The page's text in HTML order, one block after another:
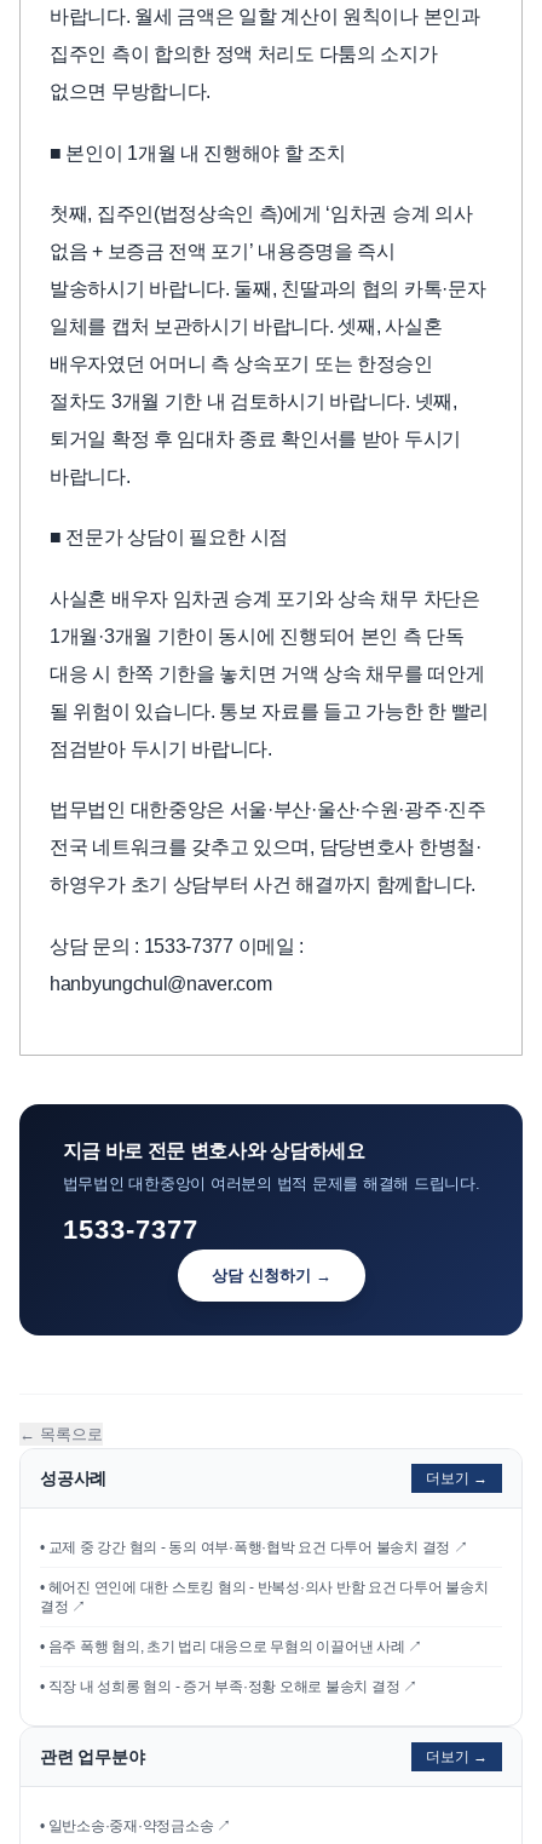
바랍니다. 월세 금액은 일할 계산이 원칙이나 본인과
집주인 측이 합의한 정액 처리도 다툼의 소지가
없으면 무방합니다.
■ 본인이 1개월 내 진행해야 할 조치
첫째, 집주인(법정상속인 측)에게 ‘임차권 승계 의사
없음 + 보증금 전액 포기’ 내용증명을 즉시
발송하시기 바랍니다. 둘째, 친딸과의 협의 카톡·문자
일체를 캡처 보관하시기 바랍니다. 셋째, 사실혼
배우자였던 어머니 측 상속포기 또는 한정승인
절차도 3개월 기한 내 검토하시기 바랍니다. 넷째,
퇴거일 확정 후 임대차 종료 확인서를 받아 두시기
바랍니다.
■ 전문가 상담이 필요한 시점
사실혼 배우자 임차권 승계 포기와 상속 채무 차단은
1개월·3개월 기한이 동시에 진행되어 본인 측 단독
대응 시 한쪽 기한을 놓치면 거액 상속 채무를 떠안게
될 위험이 있습니다. 통보 자료를 들고 가능한 한 빨리
점검받아 두시기 바랍니다.
법무법인 대한중앙은 서울·부산·울산·수원·광주·진주
전국 네트워크를 갖추고 있으며, 담당변호사 한병철·
하영우가 초기 상담부터 사건 해결까지 함께합니다.
상담 문의 : 1533-7377 이메일 :
hanbyungchul@naver.com
지금 바로 전문 변호사와 상담하세요
법무법인 대한중앙이 여러분의 법적 문제를 해결해 드립니다.
1533-7377
상담 신청하기 →
← 목록으로
성공사례 더보기 →
• 교제 중 강간 혐의 - 동의 여부·폭행·협박 요건 다투어 불송치 결정 ↗
• 헤어진 연인에 대한 스토킹 혐의 - 반복성·의사 반함 요건 다투어 불송치
결정 ↗
• 음주 폭행 혐의, 초기 법리 대응으로 무혐의 이끌어낸 사례 ↗
• 직장 내 성희롱 혐의 - 증거 부족·정황 오해로 불송치 결정 ↗
관련 업무분야 더보기 →
• 일반소송·중재·약정금소송 ↗